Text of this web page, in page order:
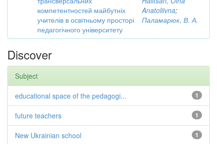
компетентностей майбутніх
учителів в освітньому просторі
педагогічного університету
Anatoliivna;
Паламарюк, В. А.
Discover
Subject
1
educational space of the pedagogi...
1
future teachers
1
New Ukrainian school